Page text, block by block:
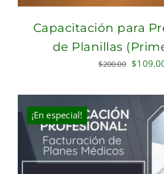
Capacitación para
de Planillas
$200.00 Original
was:
$
¡En especial!